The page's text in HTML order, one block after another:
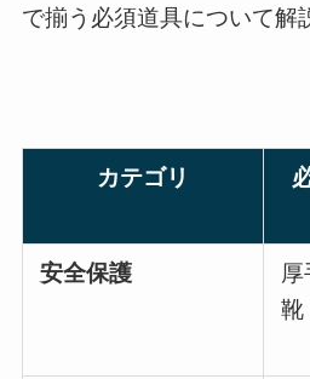
で揃う必須道具について解
カテゴリ
安全保護
靴